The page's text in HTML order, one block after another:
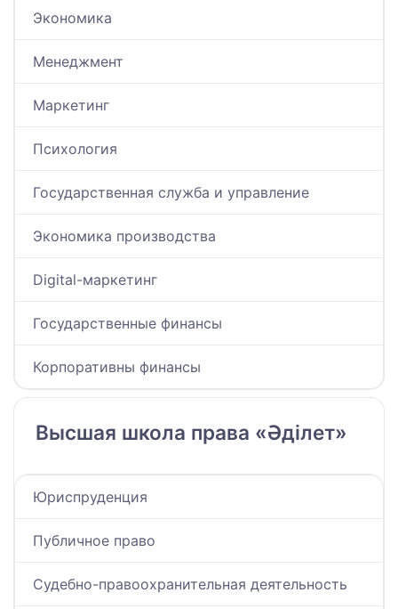
Экономика
Менеджмент
Маркетинг
Психология
Государственная служба и управление
Экономика производства
Digital-маркетинг
Государственные финансы
Корпоративны финансы
Высшая школа права «Әділет»
Юриспруденция
Публичное право
Судебно-правоохранительная деятельность